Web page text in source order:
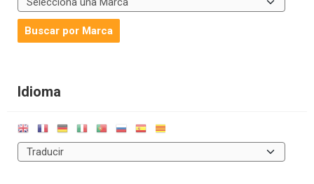
Idioma